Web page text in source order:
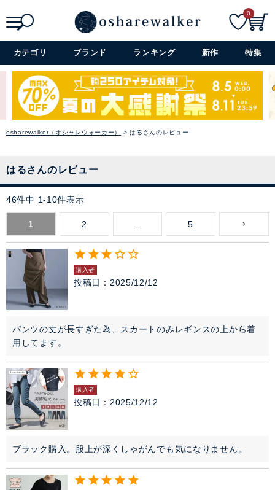
詳細検索+
0
カテゴリ ブランド ランキング 新作 特集
osharewalker（オシャレウォーカー） はるさんのレビュー
はるさんのレビュー
46件中 1-10件表示
1 2 5
購入者
投稿日 2025/12/12
パンツの丈が長すぎた為、スカートのみレギンスの上から着
用してます。
購入者
投稿日 2025/12/12
ブラック購入。股上が深くしゃがんでも気になりません。